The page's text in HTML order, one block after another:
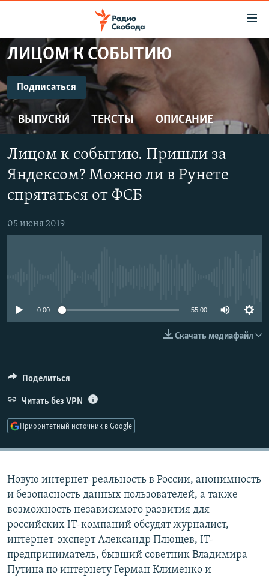
упрощенного
доступа
Вернуться
к
основному
содержанию
Вернутся
главной
навигации
поиску
ПРОГРАММЫ
ПОДКАСТЫ
АВТОРСКИЕ ПРОЕКТЫ
ЦИТАТЫ СВОБОДЫ
МНЕНИЯ
КУЛЬТУРА
IDEL.РЕАЛИИ
СЕВЕР.РЕАЛИИ
ЛИЦОМ К СОБЫТИЮ
Подписаться
ПОДПИСАТЬСЯ
Подписаться
ВЫПУСКИ ТЕКСТЫ ОПИСАНИЕ
Лицом к событию. Пришли за
Яндексом? Можно ли в Рунете
спрятаться от ФСБ
05 июня 2019
0:00 55:00
Скачать медиафайл
Поделиться
Читать без VPN
Приоритетный источник в Google
Новую интернет-реальность в России, анонимность
и безопасность данных пользователей, а также
возможность независимого развития для
российских IT-компаний обсудят журналист,
интернет-эксперт Александр Плющев, IT-
предприниматель, бывший советник Владимира
Путина по интернету Герман Клименко и